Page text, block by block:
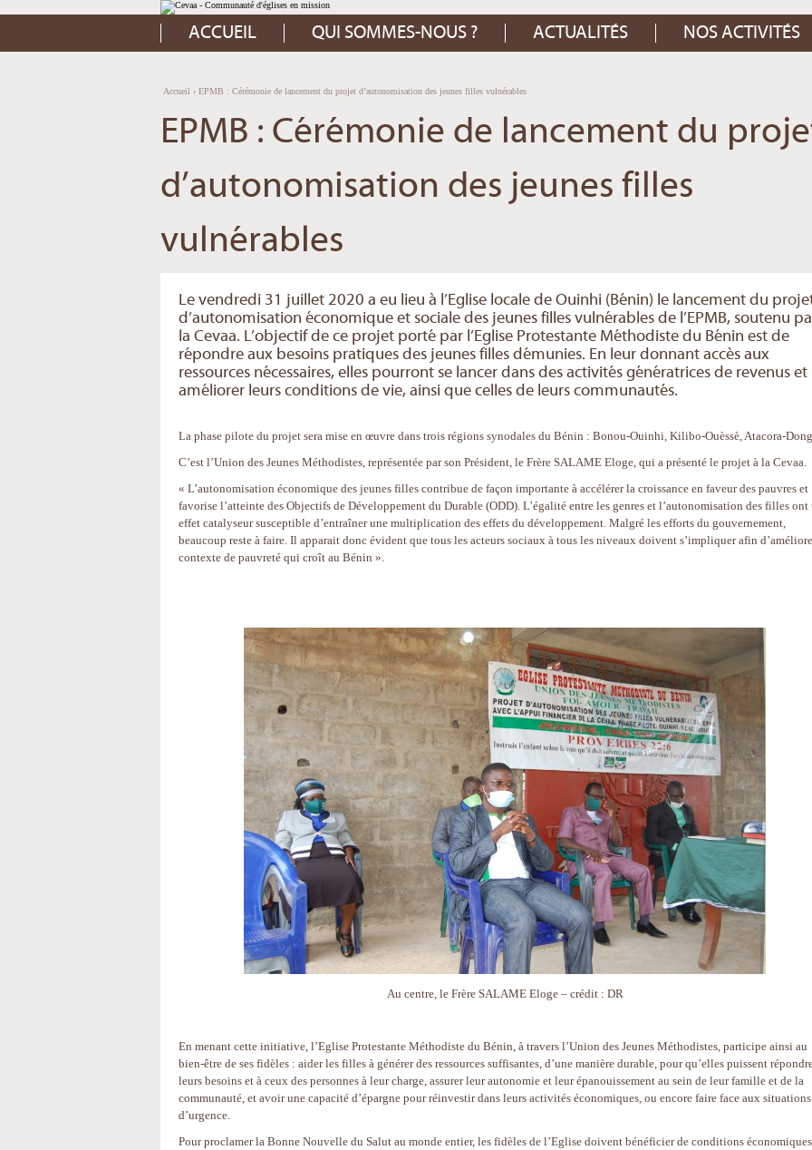
Aller
au
contenu.
Aller
à
Outils
personnels
ACCUEIL QUI SOMMES-NOUS ? ACTUALITÉS NOS ACTIVITÉS
Accueil › EPMB : Cérémonie de lancement du projet d’autonomisation des jeunes filles vulnérables
EPMB : Cérémonie de lancement du
d’autonomisation des jeunes filles
vulnérables
Le vendredi 31 juillet 2020 a eu lieu à l’Eglise locale de Ouinhi (Bénin) le lancement du
d’autonomisation économique et sociale des jeunes filles vulnérables de l’EPMB, soutenu
la Cevaa. L’objectif de ce projet porté par l’Eglise Protestante Méthodiste du Bénin est de
répondre aux besoins pratiques des jeunes filles démunies. En leur donnant accès aux
ressources nécessaires, elles pourront se lancer dans des activités génératrices de revenus et
améliorer leurs conditions de vie, ainsi que celles de leurs communautés.
La phase pilote du projet sera mise en œuvre dans trois régions synodales du Bénin : Bonou-Ouinhi, Kilibo-Ouèssè, Atacora-
C’est l’Union des Jeunes Méthodistes, représentée par son Président, le Frère SALAME Eloge, qui a présenté le projet à la Cevaa.
« L’autonomisation économique des jeunes filles contribue de façon importante à accélérer la croissance en faveur des pauvres et
favorise l’atteinte des Objectifs de Développement du Durable (ODD). L’égalité entre les genres et l’autonomisation des filles ont
effet catalyseur susceptible d’entraîner une multiplication des effets du développement. Malgré les efforts du gouvernement,
beaucoup reste à faire. Il apparait donc évident que tous les acteurs sociaux à tous les niveaux doivent s’impliquer afin
contexte de pauvreté qui croît au Bénin ».
Au centre, le Frère SALAME Eloge – crédit : DR
En menant cette initiative, l’Eglise Protestante Méthodiste du Bénin, à travers l’Union des Jeunes Méthodistes, participe ainsi au
bien-être de ses fidèles : aider les filles à générer des ressources suffisantes, d’une manière durable, pour qu’elles puissent
leurs besoins et à ceux des personnes à leur charge, assurer leur autonomie et leur épanouissement au sein de leur famille et de la
communauté, et avoir une capacité d’épargne pour réinvestir dans leurs activités économiques, ou encore faire face aux situations
d’urgence.
Pour proclamer la Bonne Nouvelle du Salut au monde entier, les fidèles de l’Eglise doivent bénéficier de conditions